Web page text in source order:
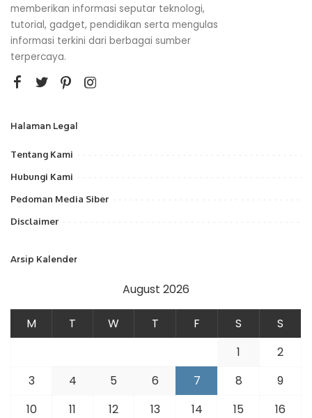
memberikan informasi seputar teknologi,
tutorial, gadget, pendidikan serta mengulas
informasi terkini dari berbagai sumber
terpercaya.
Halaman Legal
Tentang Kami
Hubungi Kami
Pedoman Media Siber
Disclaimer
Arsip Kalender
August 2026
M T W T F S
S
1
2
3
4 5 6 7 8
9
10
11 12 13 14 15
16